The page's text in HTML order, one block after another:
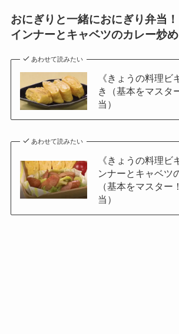
おにぎりと一緒におにぎり弁当
インナーとキャベツのカレー炒め
あわせて読みたい
《きょうの料理ビ
き（基本をマスタ
当）
あわせて読みたい
《きょうの料理ビ
ンナーとキャベツ
（基本をマスター
当）